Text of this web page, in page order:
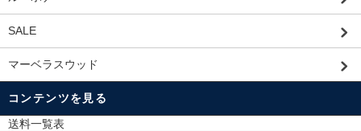
SALE
マーベラスウッド
コンテンツを見る
送料一覧表